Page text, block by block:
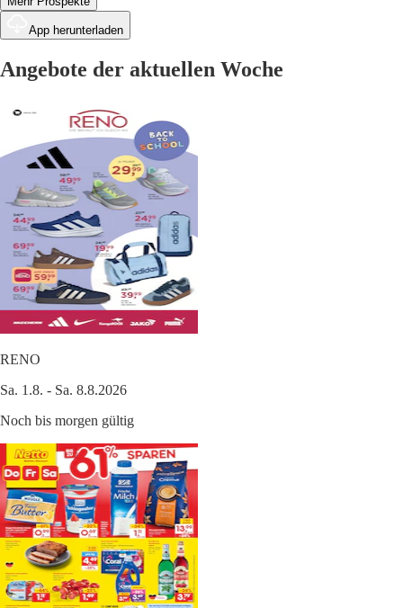
App herunterladen
Angebote der aktuellen Woche
RENO
Sa. 1.8. - Sa. 8.8.2026
Noch bis morgen gültig